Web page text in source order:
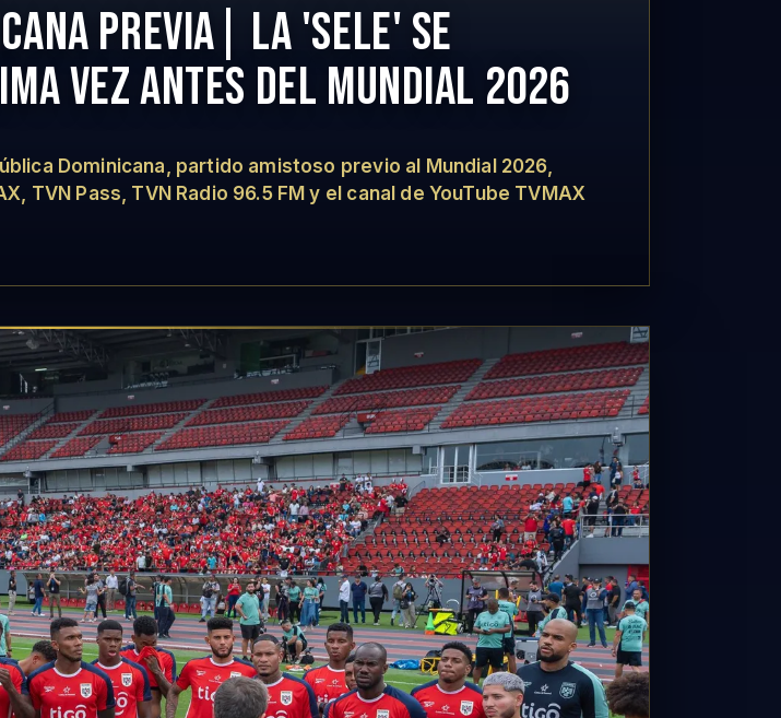
PREVIA| LA 'SELE' SE
VEZ ANTES DEL MUNDIAL 2026
Dominicana, partido amistoso previo al Mundial 2026,
TVN Pass, TVN Radio 96.5 FM y el canal de YouTube TVMAX